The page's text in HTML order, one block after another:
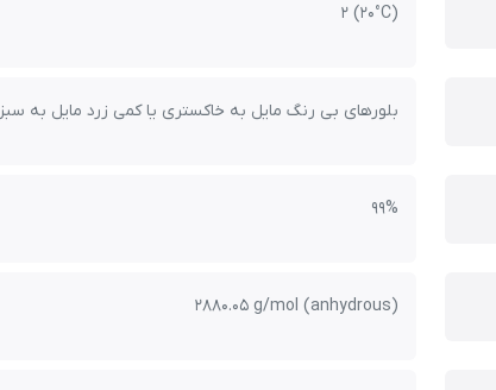
2 (20°C)
بلورهای بی رنگ مایل به خاکستری یا کمی زرد مایل به سبز
99%
2880.05 g/mol (anhydrous)